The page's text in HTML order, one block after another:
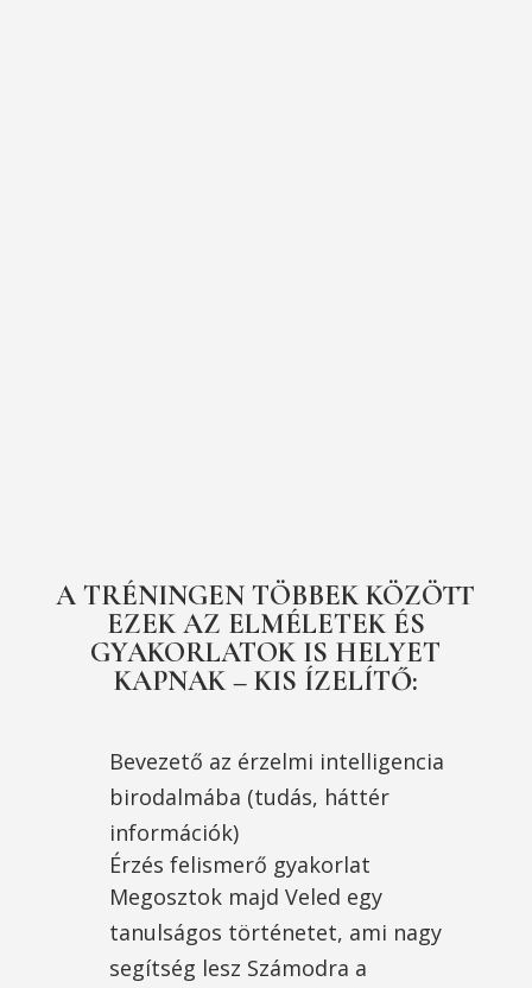
A TRÉNINGEN TÖBBEK KÖZÖTT
EZEK AZ ELMÉLETEK ÉS
GYAKORLATOK IS HELYET
KAPNAK – KIS ÍZELÍTŐ:
Bevezető az érzelmi intelligencia
birodalmába (tudás, háttér
információk)
Érzés felismerő gyakorlat
Megosztok majd Veled egy
tanulságos történetet, ami nagy
segítség lesz Számodra a